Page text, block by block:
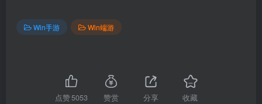
Win手游 Win端游
点赞5053 赞赏 分享 收藏